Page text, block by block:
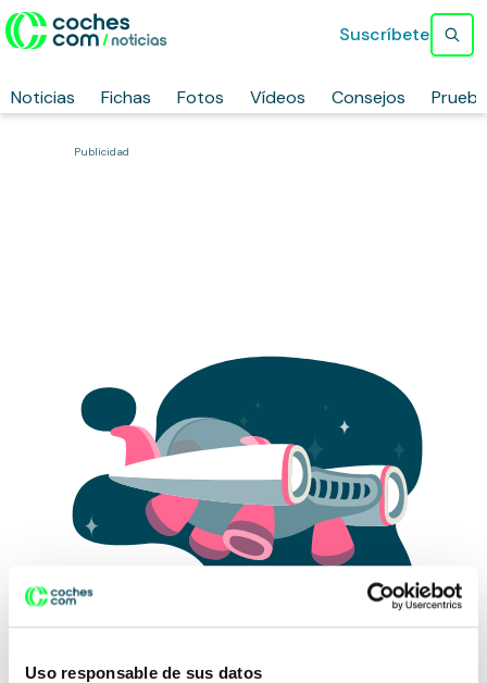
Uso responsable de sus datos
Noticias Fichas Fotos Vídeos Consejos
Suscríbete
Publicidad